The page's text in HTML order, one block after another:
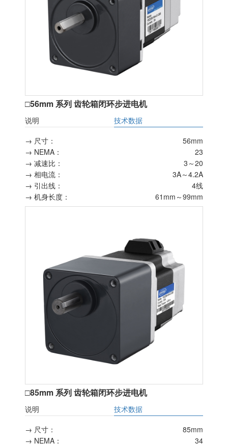
□56mm 系列 齿轮箱闭环步进电机
说明
技术数据
→ 尺寸：
56mm
→ NEMA：
23
→ 减速比：
3～20
→ 相电流：
3A～4.2A
→ 引出线：
4线
→ 机身长度：
61mm～99mm
□85mm 系列 齿轮箱闭环步进电机
说明
技术数据
→ 尺寸：
85mm
→ NEMA：
34